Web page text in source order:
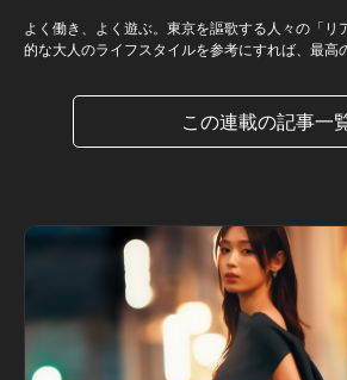
よく働き、よく遊ぶ。東京を謳歌する人々の「リ
的な大人のライフスタイルを参考にすれば、最高
この連載の記事一